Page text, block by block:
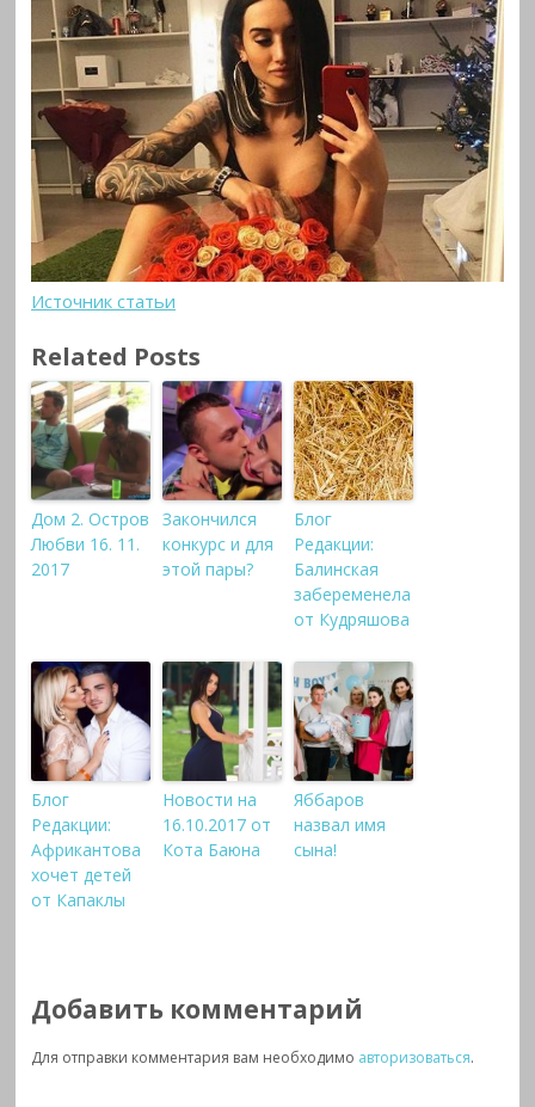
Источник статьи
Related Posts
Дом 2. Остров
Любви 16. 11.
2017
Закончился
конкурс и для
этой пары?
Блог
Редакции:
Балинская
забеременела
от Кудряшова
Блог
Редакции:
Африкантова
хочет детей
от Капаклы
Новости на
16.10.2017 от
Кота Баюна
Яббаров
назвал имя
сына!
Добавить комментарий
Для отправки комментария вам необходимо авторизоваться.